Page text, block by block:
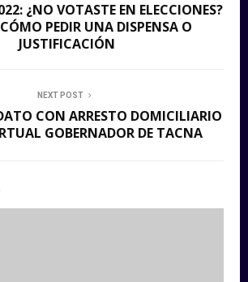
¿NO VOTASTE EN ELECCIONES?
PEDIR UNA DISPENSA O
JUSTIFICACIÓN
NEXT POST
CON ARRESTO DOMICILIARIO
GOBERNADOR DE TACNA